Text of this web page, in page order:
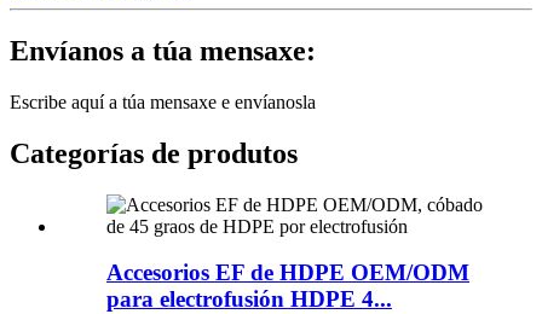
Envíanos a túa mensaxe:
Escribe aquí a túa mensaxe e envíanosla
Categorías de produtos
Accesorios EF de HDPE OEM/ODM
para electrofusión HDPE 4...